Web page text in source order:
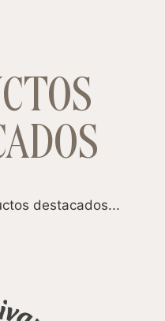
destacados...